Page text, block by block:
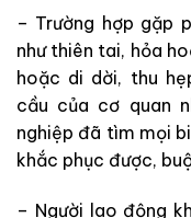
– Trường hợp gặp
như thiên tai, hỏa
hoặc di dời, thu
cầu của cơ quan
nghiệp đã tìm mọi
khắc phục được,
– Người lao động